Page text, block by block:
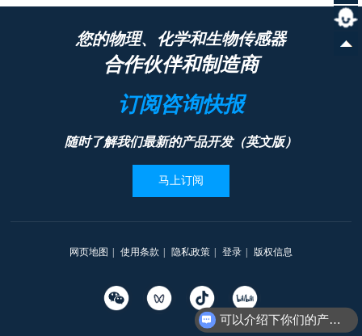
您的物理、化学和生物传感器
合作伙伴和制造商
订阅咨询快报
随时了解我们最新的产品开发（英文版）
马上订阅
网页地图 使用条款 隐私政策 登录 版权信息
可以介绍下你们的产品么